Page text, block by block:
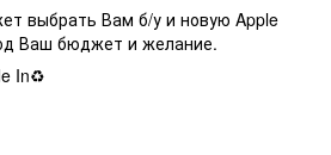
выбрать Вам б/у и новую Apple
Ваш бюджет и желание.
In♻️